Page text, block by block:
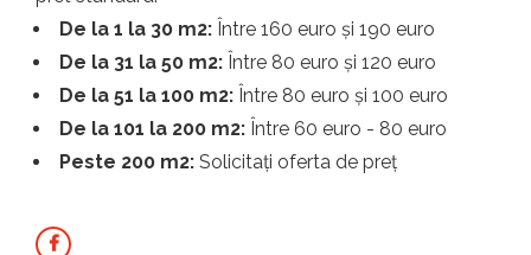
De la 1 la 30 m2: Între 160 euro și 190 euro
De la 31 la 50 m2: Între 80 euro și 120 euro
De la 51 la 100 m2: Între 80 euro și 100 euro
De la 101 la 200 m2: Între 60 euro - 80 euro
Peste 200 m2: Solicitați oferta de preț